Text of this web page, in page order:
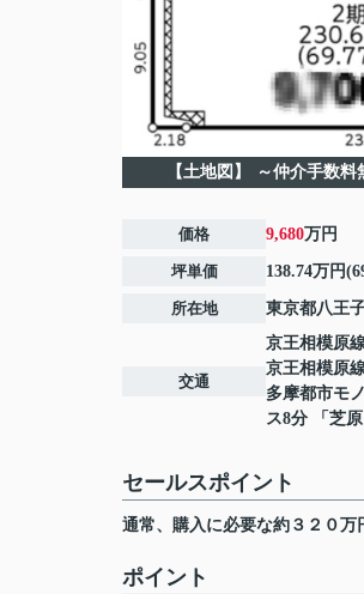
【土地図】 ～仲介手数
価格 9,680万円
坪単価 138.74万円
所在地 東京都八王
交通
京王相模原
京王相模原
多摩都市モ
ス8分 「芝
セールスポイント
通常、購入に必要な約３２０
ポイント